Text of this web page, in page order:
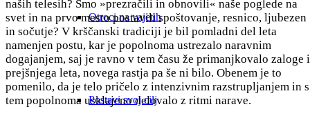
Otroci na vajetih
Postavi svoj cilj
naših telesih? Smo »prezračili in obnovili« naše poglede na
svet in na prvo mesto postavili spoštovanje, resnico, ljubezen
in sočutje? V krščanski tradiciji je bil pomladni del leta
namenjen postu, kar je popolnoma ustrezalo naravnim
dogajanjem, saj je ravno v tem času že primanjkovalo zaloge
prejšnjega leta, novega rastja pa še ni bilo. Obenem je to
pomenilo, da je telo pričelo z intenzivnim razstrupljanjem in s
tem popolnoma usklajeno delovalo z ritmi narave.